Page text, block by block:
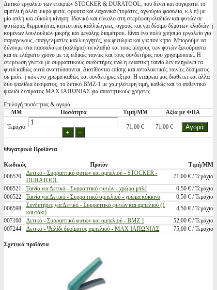
Δετικό εργαλείο των εταιριών STOCKER & DURATOOL, που δένει και συγκρατεί το
αμπέλι ή άλλα μικρά φυτά, φρούτα και λαχανικά (τομάτες, αγγούρια φασόλια, κ.λ.π) με
μία απλή και εύκολη κίνηση. Ιδανικό και εύκολο στη στερέωση κλαδιών και φυτών σε
φυτώρια, θερμοκήπια, κηπευτικές καλλιέργειες, αγρούς και για δέσιμο δέματων κλαδιών ή
κομένων λουλουδιών μικρής και μεγάλης διαμέτρου. Είναι ένα πολύ χρήσιμο εργαλείο για
παραγωγους, επαγγελματίες καλλιεργητές, για φυτώρια και για τον κήπο. Μπορούμε να
δένουμε στα πασσαλάκια (καλάμια) τα κλαδιά και τους μίσχους των φυτών ξεκούραστα
και σε ελάχιστο χρόνο με τις ειδικές ταινίες και τους συνδετήρες που χρησιμοποιεί. Η
στερέωση γίνεται με συρραπτικούς συνδετήρες ενώ η ελαστική ταινία δεν πληγώνει τα
φυτά καθώς αυτά αναπτύσσονται. Διατίθονται επίσης και ανταλακτικές ταινίες δεσίματος
σε μπλέ ή κόκκινο χρώμα καθώς και συνδετήρες εξτρά. Η εταιρεια μας διαθέτει και άλλα
δύο ψαλίδια δεσίματος, το δετικό BMZ-1 με χαμηλότερη τιμή, καθώς και το αυθεντικό
ψαλιδι δεσίματος MAX ΙΑΠΩΝΙΑΣ για απαιτητικούς χρήστες.
Επιλογή ποσότητας & αγορά
ΜΜ
Ποσότητα Τιμή/ΜΜ Αξία με ΦΠΑ
Τεμάχιο 71,00 € 71,00 €
Θυγατρικά Προϊόντα
Κωδικός Προϊόν
Τιμή/ΜΜ
006520
Δετικό - Συρραπτικό φυτών και αμπελιού - STOCKER -
DURATOOL
71,00 € / Τεμάχιο
006521
Ταινία για Δετικό - Συρραπτικό φυτών - χρώμα μπλέ
0,50 € / Τεμάχιο
006522
Ταινία για Δετικό - Συρραπτικό αμπελιού - χρώμα κόκκινο
0,50 € / Τεμάχιο
006598
Συνδετήρες για Δετικό - Συρραπτικό φυτών και αμπελιού (1
κουτάκι)
4,50 € / Τεμάχιο
007160
Δετικό - Συρραπτικό φυτών και αμπελιού - BMZ 1
52,00 € / Τεμάχιο
007244
Δετικό - Ψαλίδι δεσίματος αμπελιού - MAX ΙΑΠΩΝΙΑΣ 75,00 € / Τεμάχιο
Σχετικά προϊόντα